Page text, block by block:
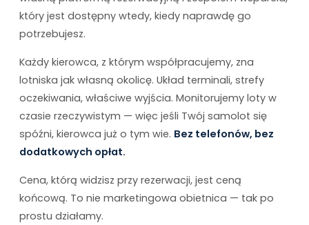
który jest dostępny wtedy, kiedy naprawdę go
potrzebujesz.
Każdy kierowca, z którym współpracujemy, zna
lotniska jak własną okolicę. Układ terminali, strefy
oczekiwania, właściwe wyjścia. Monitorujemy loty w
czasie rzeczywistym — więc jeśli Twój samolot się
spóźni, kierowca już o tym wie. Bez telefonów, bez
dodatkowych opłat.
Cena, którą widzisz przy rezerwacji, jest ceną
końcową. To nie marketingowa obietnica — tak po
prostu działamy.